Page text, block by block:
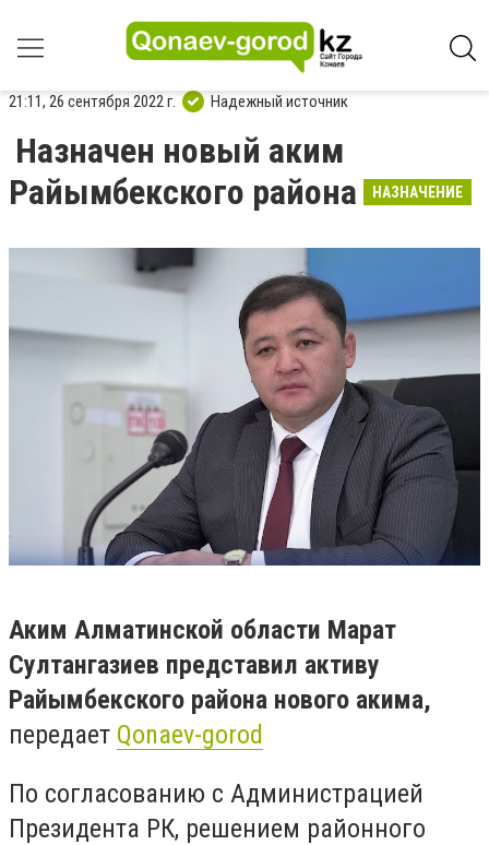
21:11, 26 сентября 2022 г. Надежный источник
Назначен новый аким
Райымбекского района
НАЗНАЧЕНИЕ
Аким Алматинской области Марат
Султангазиев представил активу
Райымбекского района нового акима,
передает Qonaev-gorod
По согласованию с Администрацией
Президента РК, решением районного